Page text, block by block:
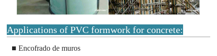
Applications of PVC formwork for concrete:
■ Encofrado de muros